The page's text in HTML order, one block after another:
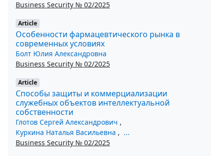
Business Security № 02/2025
Article
Особенности фармацевтического рынка в
современных условиях
Болт Юлия Александровна
Business Security № 02/2025
Article
Способы защиты и коммерциализации
служебных объектов интеллектуальной
собственности
Глотов Сергей Александрович ,
Куркина Наталья Васильевна , ...
Business Security № 02/2025